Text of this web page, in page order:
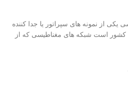
یکی از نمونه های سپراتور یا جدا کننده
کشور است شبکه های مغناطیسی که از